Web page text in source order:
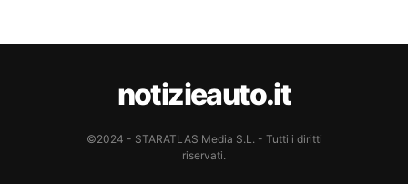
notizieauto.it
©2024 - STARATLAS Media S.L. - Tutti i diritti
riservati.